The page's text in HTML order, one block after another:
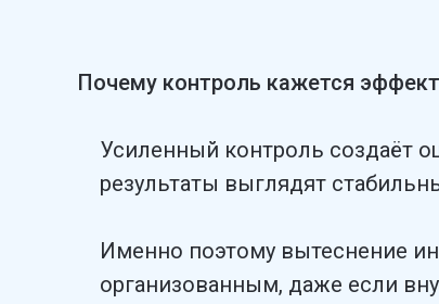
Почему контроль кажется
Усиленный контроль создаёт
результаты выглядят
Именно поэтому вытеснение
организованным, даже если